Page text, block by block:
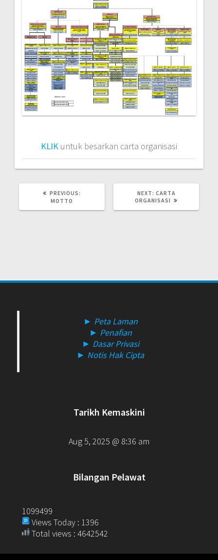
KLIK untuk besarkan carta organisasi
PREVIOUS:
MOTTO
NEXT: NEXT
POST:
CARTA
ORGANISASI
► Peta Laman
► Penafian
► Dasar Privasi
► Notis Hak Cipta
Tarikh Kemaskini
Aug 5, 2025 @ 8:36 am
Bilangan Pelawat
1099499
Views Today : 1396
Total views : 4642542